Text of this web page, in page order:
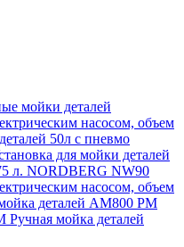
мойки деталей
насосом, объем
50л с пневмо
для мойки деталей
л. NORDBERG NW90
насосом, объем
деталей АМ800 РМ
Ручная мойка деталей